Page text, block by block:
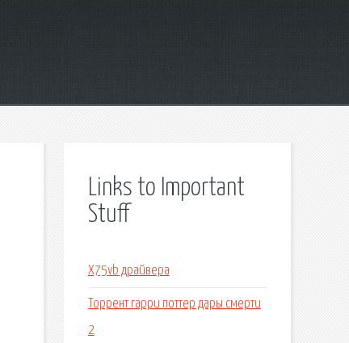
Links to Important
Stuff
X75vb драйвера
Торрент гарри поттер дары смерти
2